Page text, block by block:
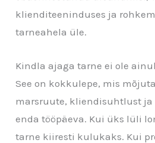
klienditeeninduses ja
tarneahela üle.
Kindla ajaga tarne ei ole
See on kokkulepe, mis
marsruute, kliendisuhtlust ja
enda tööpäeva. Kui üks lüli
tarne kiiresti kulukaks. Kui